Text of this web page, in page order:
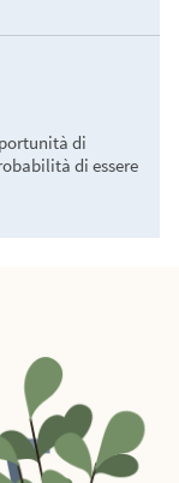
di
di essere